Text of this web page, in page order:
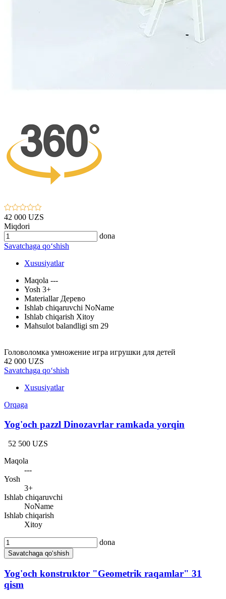
42 000 UZS
Miqdori
dona
Savatchaga qo‘shish
Xususiyatlar
Maqola ---
Yosh 3+
Materiallar Дерево
Ishlab chiqaruvchi NoName
Ishlab chiqarish Xitoy
Mahsulot balandligi sm 29
Головоломка умножение игра игрушки для детей
42 000 UZS
Savatchaga qo‘shish
Xususiyatlar
Orqaga
Yog'och pazzl Dinozavrlar ramkada yorqin
52 500 UZS
Maqola
---
Yosh
3+
Ishlab chiqaruvchi
NoName
Ishlab chiqarish
Xitoy
dona
Savatchaga qo‘shish
Yog'och konstruktor "Geometrik raqamlar" 31
qism